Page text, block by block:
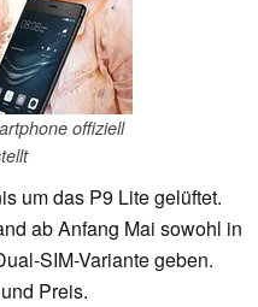
offiziell
um das P9 Lite gelüftet.
ab Anfang Mai sowohl in
SIM-Variante geben.
Preis.